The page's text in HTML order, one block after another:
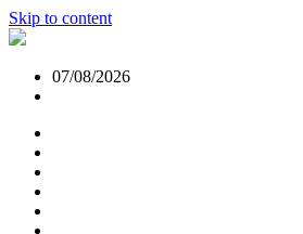
Skip to content
07/08/2026